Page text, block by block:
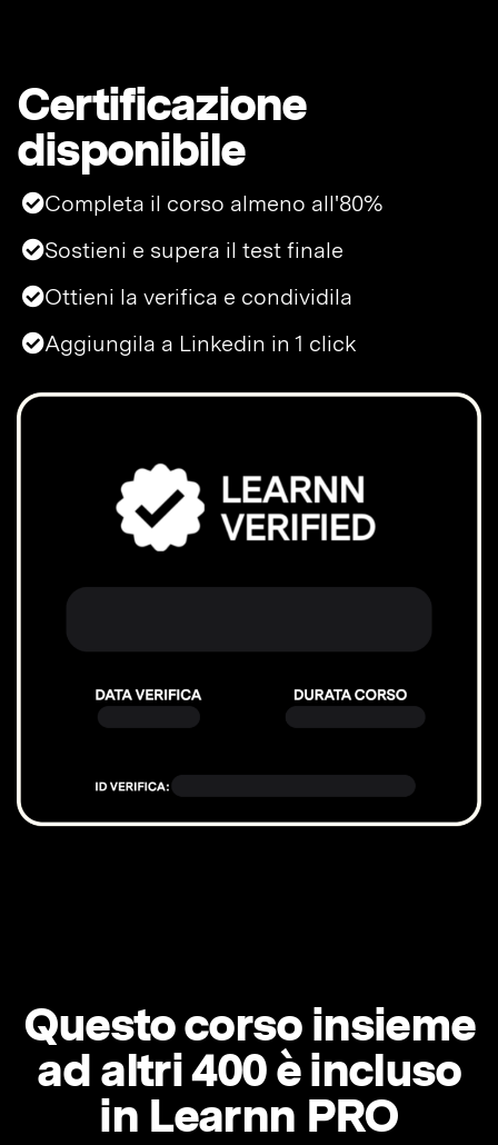
Certificazione
disponibile
Completa il corso almeno all'80%
Sostieni e supera il test finale
Ottieni la verifica e condividila
Aggiungila a Linkedin in 1 click
Questo corso insieme
ad altri 400 è incluso
in Learnn PRO